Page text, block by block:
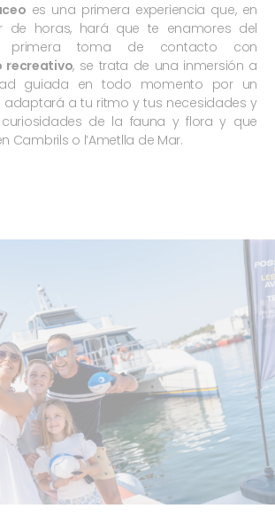
es una primera experiencia que, en
de horas, hará que te enamores del
primera toma de contacto con
recreativo, se trata de una inmersión a
guiada en todo momento por un
adaptará a tu ritmo y tus necesidades y
de la fauna y flora y que
Cambrils o l’Ametlla de Mar.